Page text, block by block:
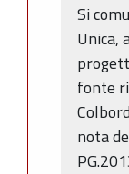
Si
Unica,
fonte
nota